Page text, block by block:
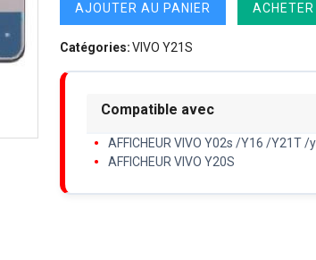
AJOUTER AU PANIER ACHETER
Catégories:VIVO Y21S
Compatible avec
AFFICHEUR VIVO Y02s /Y16 /Y21T /
AFFICHEUR VIVO Y20S